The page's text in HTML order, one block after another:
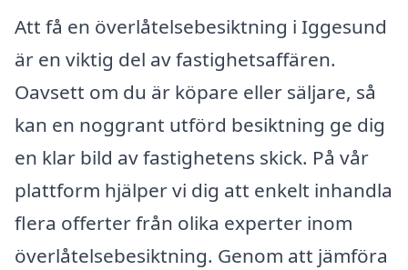
Att få en överlåtelsebesiktning i Iggesund
är en viktig del av fastighetsaffären.
Oavsett om du är köpare eller säljare, så
kan en noggrant utförd besiktning ge dig
en klar bild av fastighetens skick. På vår
plattform hjälper vi dig att enkelt inhandla
flera offerter från olika experter inom
överlåtelsebesiktning. Genom att jämföra